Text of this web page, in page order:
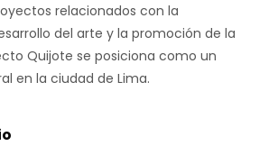
relacionados con la
del arte y la promoción de la
Quijote se posiciona como un
en la ciudad de Lima.